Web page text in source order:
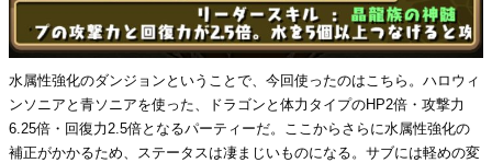
水属性強化のダンジョンということで、今回使ったのはこちら。ハロウィ
ンソニアと青ソニアを使った、ドラゴンと体力タイプのHP2倍・攻撃力
6.25倍・回復力2.5倍となるパーティーだ。ここからさらに水属性強化の
補正がかかるため、ステータスは凄まじいものになる。サブには軽めの変